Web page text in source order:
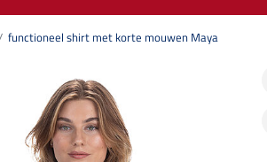
functioneel shirt met korte mouwen Maya